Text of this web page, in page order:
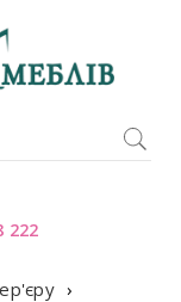
222
›